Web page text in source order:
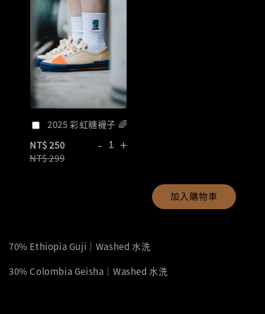
2025 彩虹糖襪子 🌈
NT$ 250
NT$ 299
- +
加入購物車
70% Ethiopia Guji｜Washed 水洗
30% Colombia Geisha｜Washed 水洗